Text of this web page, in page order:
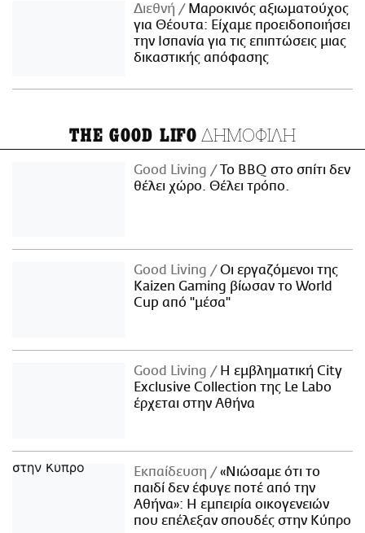
Διεθνή
Μαροκινός αξιωματούχος
για Θέουτα: Είχαμε προειδοποιήσει
την Ισπανία για τις επιπτώσεις μιας
δικαστικής απόφασης
THE GOOD LIFO ΔΗΜΟΦΙΛΗ
Good Living
Το BBQ στο σπίτι δεν
θέλει χώρο. Θέλει τρόπο.
Good Living
Οι εργαζόμενοι της
Kaizen Gaming βίωσαν το World
Cup από "μέσα"
Good Living
Η εμβληματική City
Exclusive Collection της Le Labo
έρχεται στην Αθήνα
Εκπαίδευση
«Νιώσαμε ότι το
παιδί δεν έφυγε ποτέ από την
Αθήνα»: Η εμπειρία οικογενειών
που επέλεξαν σπουδές στην Κύπρο